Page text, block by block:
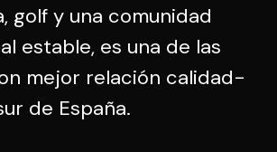
golf y una comunidad
estable, es una de las
mejor relación calidad-
de España.